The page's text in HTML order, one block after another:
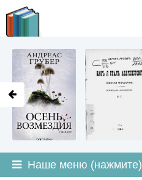
Наше меню (нажмите)
LITMIR.ORG